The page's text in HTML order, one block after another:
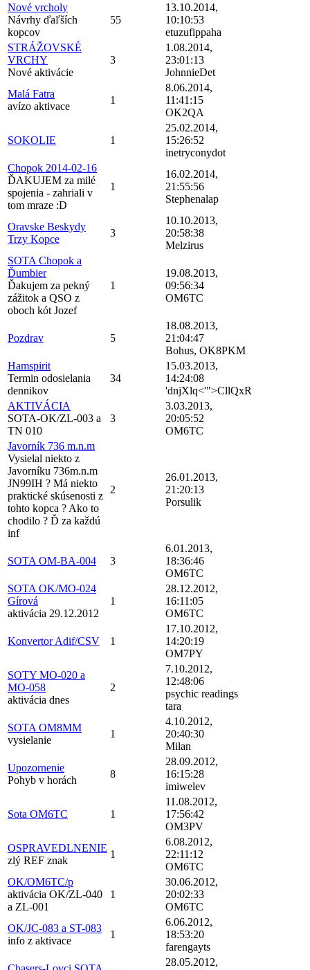
Nové vrcholy
Návrhy ďaľších
kopcov
55
13.10.2014,
10:10:53
etuzufippaha
STRÁŽOVSKÉ
VRCHY
Nové aktivácie
3
1.08.2014,
23:01:13
JohnnieDet
Malá Fatra
avízo aktivace
1
8.06.2014,
11:41:15
OK2QA
SOKOLIE 1
25.02.2014,
15:26:52
inetryconydot
Chopok 2014-02-16
ĎAKUJEM za milé
spojenia - zahriali v
tom mraze :D
1
16.02.2014,
21:55:56
Stephenalap
Oravske Beskydy
Trzy Kopce
3
10.10.2013,
20:58:38
Melzirus
SOTA Chopok a
Ďumbier
Ďakujem za pekný
zážitok a QSO z
oboch kót Jozef
1
19.08.2013,
09:56:34
OM6TC
Pozdrav 5
18.08.2013,
21:04:47
Bohus, OK8PKM
Hamspirit
Termin odosielania
dennikov
34
15.03.2013,
14:24:08
'dnjXlq<'">CllQxR
AKTIVÁCIA
SOTA-OK/ZL-003 a
TN 010
3
3.03.2013,
20:05:52
OM6TC
Javorník 736 m.n.m
Vysielal niekto z
Javorníku 736m.n.m
JN99IH ? Má niekto
praktické skúsenosti z
tohto kopca ? Ako to
chodilo ? Ď za každú
inf
2
26.01.2013,
21:20:13
Porsulik
SOTA OM-BA-004 3
6.01.2013,
18:36:46
OM6TC
SOTA OK/MO-024
Gírová
aktivácia 29.12.2012
1
28.12.2012,
16:11:05
OM6TC
Konvertor Adif/CSV 1
17.10.2012,
14:20:19
OM7PY
SOTY MO-020 a
MO-058
aktivácia dnes
2
7.10.2012,
12:48:06
psychic readings
tara
SOTA OM8MM
vysielanie
1
4.10.2012,
20:40:30
Milan
Upozornenie
Pohyb v horách
8
28.09.2012,
16:15:28
imiwelev
Sota OM6TC 1
11.08.2012,
17:56:42
OM3PV
OSPRAVEDLNENIE
zlý REF znak
1
6.08.2012,
22:11:12
OM6TC
OK/OM6TC/p
aktivácia OK/ZL-040
a ZL-001
1
30.06.2012,
20:02:33
OM6TC
OK/JC-083 a ST-083
info z aktivace
1
6.06.2012,
18:53:20
farengayts
28.05.2012,